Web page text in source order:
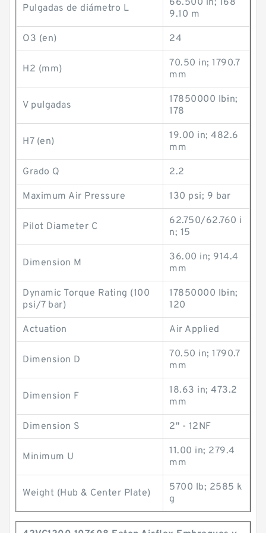
Pulgadas de diámetro L
66.500 in; 168
9.10 m
O3 (en) 24
H2 (mm)
70.50 in; 1790.7
mm
V pulgadas
17850000 lb·in;
178
H7 (en)
19.00 in; 482.6
mm
Grado Q 2.2
Maximum Air Pressure 130 psi; 9 bar
Pilot Diameter C
62.750/62.760 i
n; 15
Dimension M
36.00 in; 914.4
mm
Dynamic Torque Rating (100
psi/7 bar)
17850000 lb·in;
120
Actuation Air Applied
Dimension D
70.50 in; 1790.7
mm
Dimension F
18.63 in; 473.2
mm
Dimension S 2" - 12NF
Minimum U
11.00 in; 279.4
mm
Weight (Hub & Center Plate)
5700 lb; 2585 k
g